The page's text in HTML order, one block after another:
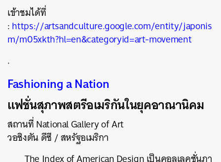
เข้าชมได้ที่
:https://artsandculture.google.com/entity/japonis
m/m05xkth?hl=en&categoryid=art-movement
.
Fashioning a Nation
แฟชั่นสุภาพสตรีอเมริกันในยุคอาณานิคม
สถานที่ National Gallery of Art
วอชิงตัน ดีซี / สหรัฐอเมริกา